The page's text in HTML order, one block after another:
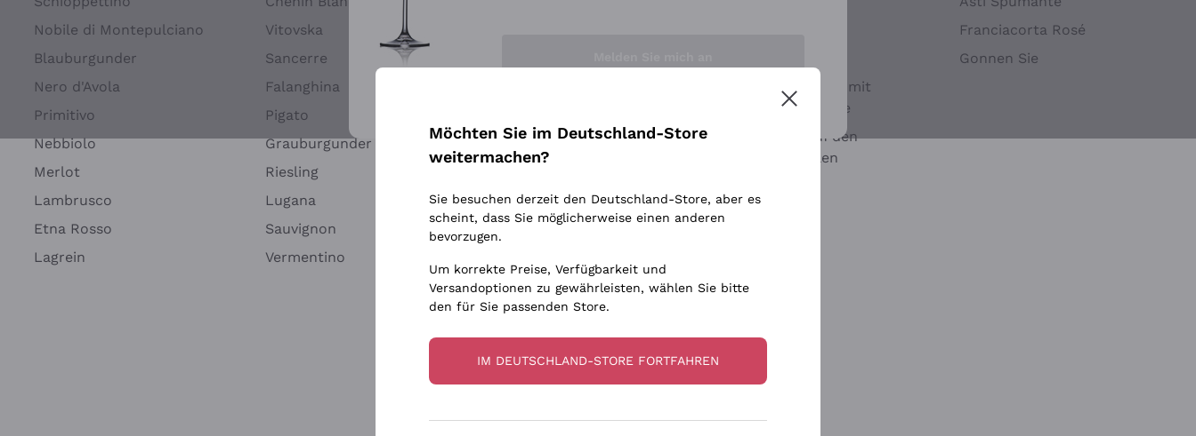
Nobile di Montepulciano
Blauburgunder
Nero d'Avola
Primitivo
Nebbiolo
Merlot
Lambrusco
Etna Rosso
Lagrein
Vitovska
Sancerre
Falanghina
Pigato
Grauburgunder
Riesling
Lugana
Sauvignon
Vermentino
Ca' dei Frati
Biondi Santi
Quintarelli Giuseppe
Rinaldi Giuseppe
Egly Ouriet
Jacquesson
Agrapart
Ohne Sulfit oder mit
minimalen Sulfite
Maischung auf den
Traubenschalen
Franciacorta Rosé
Gonnen Sie
Möchten Sie im Deutschland-Store
weitermachen?
Sie besuchen derzeit den Deutschland-Store, aber es
scheint, dass Sie möglicherweise einen anderen
bevorzugen.
Um korrekte Preise, Verfügbarkeit und
Versandoptionen zu gewährleisten, wählen Sie bitte
den für Sie passenden Store.
IM DEUTSCHLAND-STORE FORTFAHREN